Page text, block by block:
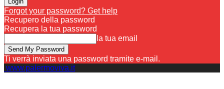
Forgot your password? Get help
Recupero della password
Recupera la tua password
la tua email
Ti verrà inviata una password tramite e-mail.
www.palermoviva.it